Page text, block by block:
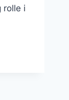
rolle i